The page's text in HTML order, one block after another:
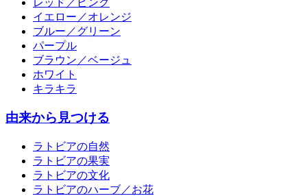
イエロー／オレンジ
ブルー／グリーン
パープル
ブラウン／ベージュ
ホワイト
キラキラ
由来から見つける
ラトビアの自然
ラトビアの果実
ラトビアの文化
ラトビアのハーブ／お花